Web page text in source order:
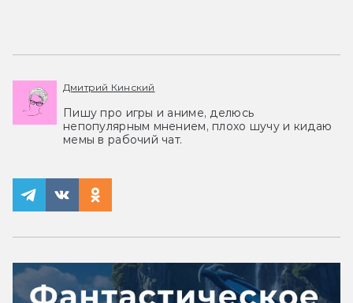
Дмитрий Кинский
Пишу про игры и аниме, делюсь
непопулярным мнением, плохо шучу и кидаю
мемы в рабочий чат.